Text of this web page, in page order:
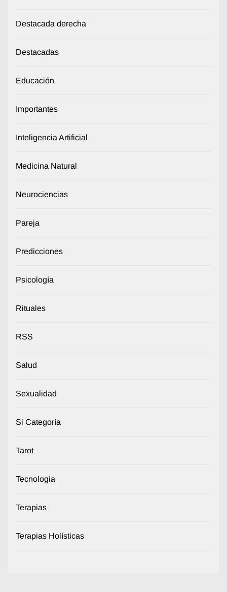
Destacada derecha
Destacadas
Educación
Importantes
Inteligencia Artificial
Medicina Natural
Neurociencias
Pareja
Predicciones
Psicología
Rituales
RSS
Salud
Sexualidad
Si Categoría
Tarot
Tecnologia
Terapias
Terapias Holísticas